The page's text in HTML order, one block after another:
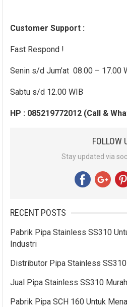
Customer Support :
Fast Respond !
Senin s/d Jum’at 08.00 – 17.00
Sabtu s/d 12.00 WIB
HP : 085219772012 (Call &
FOLLOW
Stay updated via
RECENT POSTS
Pabrik Pipa Stainless SS310
Industri
Distributor Pipa Stainless
Jual Pipa Stainless SS310
Pabrik Pipa SCH 160 Untuk